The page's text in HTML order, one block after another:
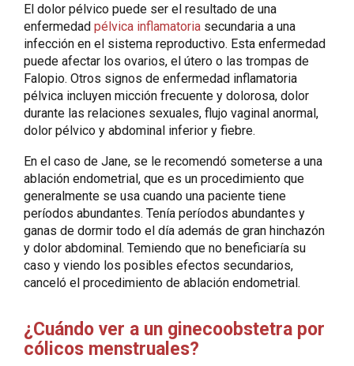
El dolor pélvico puede ser el resultado de una
enfermedadpélvica inflamatoria secundaria a una
infección en el sistema reproductivo. Esta enfermedad
puede afectar los ovarios, el útero o las trompas de
Falopio. Otros signos de enfermedad inflamatoria
pélvica incluyen micción frecuente y dolorosa, dolor
durante las relaciones sexuales, flujo vaginal anormal,
dolor pélvico y abdominal inferior y fiebre.
En el caso de Jane, se le recomendó someterse a una
ablación endometrial, que es un procedimiento que
generalmente se usa cuando una paciente tiene
períodos abundantes. Tenía períodos abundantes y
ganas de dormir todo el día además de gran hinchazón
y dolor abdominal. Temiendo que no beneficiaría su
caso y viendo los posibles efectos secundarios,
canceló el procedimiento de ablación endometrial.
¿Cuándo ver a un ginecoobstetra por
cólicos menstruales?